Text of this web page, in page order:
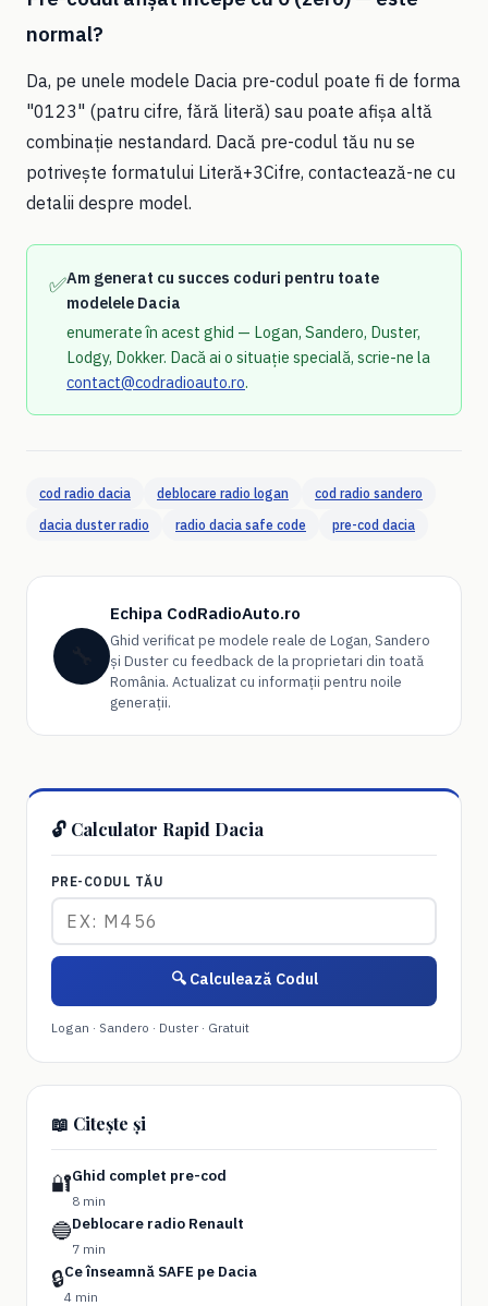
normal?
Da, pe unele modele Dacia pre-codul poate fi de forma
"0123" (patru cifre, fără literă) sau poate afișa altă
combinație nestandard. Dacă pre-codul tău nu se
potrivește formatului Literă+3Cifre, contactează-ne cu
detalii despre model.
✅Am generat cu succes coduri pentru toate
modelele Dacia
enumerate în acest ghid — Logan, Sandero, Duster,
Lodgy, Dokker. Dacă ai o situație specială, scrie-ne la
contact@codradioauto.ro.
cod radio dacia deblocare radio logan
cod radio sandero
dacia duster radio
radio dacia safe code pre-cod dacia
Echipa CodRadioAuto.ro
Ghid verificat pe modele reale de Logan, Sandero
și Duster cu feedback de la proprietari din toată
România. Actualizat cu informații pentru noile
generații.
🔓 Calculator Rapid Dacia
PRE-CODUL TĂU
🔍 Calculează Codul
Logan · Sandero · Duster · Gratuit
📖 Citește și
🔐Ghid complet pre-cod
8 min
🔵Deblocare radio Renault
7 min
🔒Ce înseamnă SAFE pe Dacia
4 min